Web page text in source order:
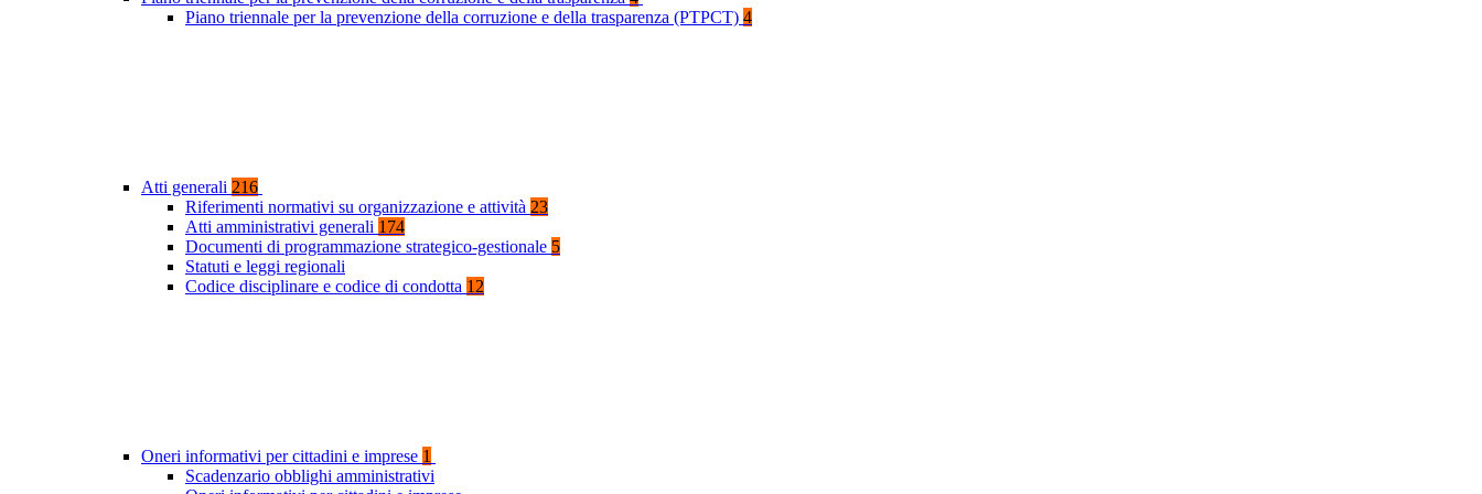
Piano triennale per la prevenzione della corruzione e della trasparenza (PTPCT) 4
Atti generali 216
Riferimenti normativi su organizzazione e attività 23
Atti amministrativi generali 174
Documenti di programmazione strategico-gestionale 5
Statuti e leggi regionali
Codice disciplinare e codice di condotta 12
Oneri informativi per cittadini e imprese 1
Scadenzario obblighi amministrativi